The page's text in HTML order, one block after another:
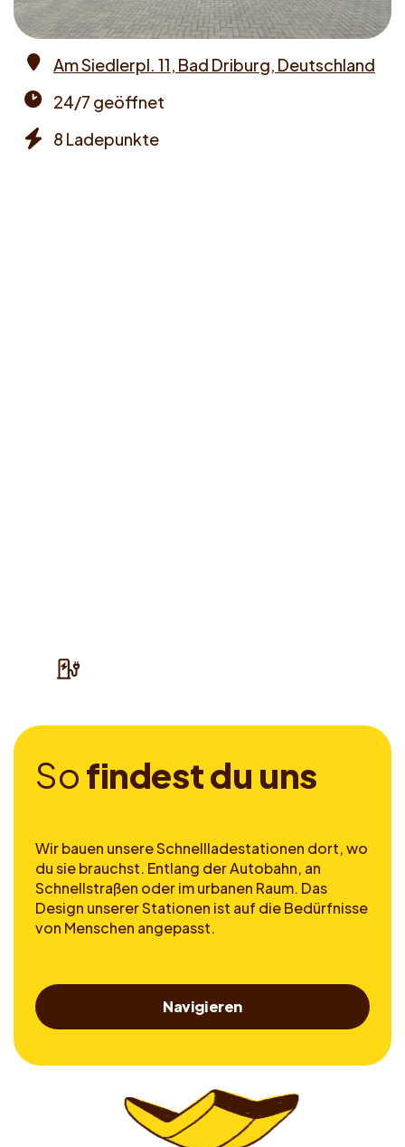
Am Siedlerpl. 11, Bad Driburg, Deutschland
times
24/7 geöffnet
8 Ladepunkte
Sofindestdu uns
Wir bauen unsere Schnellladestationen dort, wo
du sie brauchst. Entlang der Autobahn, an
Schnellstraßen oder im urbanen Raum. Das
Design unserer Stationen ist auf die Bedürfnisse
von Menschen angepasst.
Navigieren